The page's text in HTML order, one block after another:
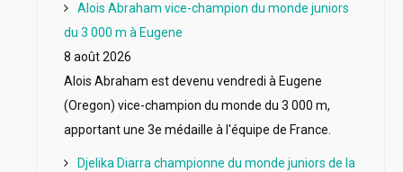
Alois Abraham vice-champion du monde juniors
du 3 000 m à Eugene
8 août 2026
Alois Abraham est devenu vendredi à Eugene
(Oregon) vice-champion du monde du 3 000 m,
apportant une 3e médaille à l'équipe de France.
Djelika Diarra championne du monde juniors de la